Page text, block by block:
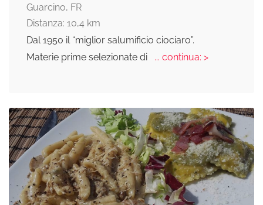
Guarcino, FR
Distanza: 10,4 km
Dal 1950 il “miglior salumificio ciociaro”.
Materie prime selezionate di
... continua: >